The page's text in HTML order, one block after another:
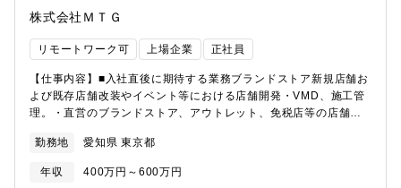
ィ責任者（CISO候補）グループ全体のセキュリティ戦略を統括
し、経営リスク管理の一翼を担う最高情報セキュリティ責任者を
目指していただきます。・ITインフラ・ガバナンスマネージャー
セキュリティだけでなく、クラウド基盤やネットワーク全体の最
適化、IT投資管理など、インフラ・ガバナンス領域全体のマネジ
メントを担う役割へ。・社内コンサルタント（グループ会社支
援）各事業部やグループ会社に入り込み、業務プロセスとITリス
へ。
向によっては将来的にチャレンジいただきたい業務】・業務フロ
ーの最適化：膨大な処理をより正確・スピーディーに行うための
フロー再設計。・デジタル化の推進：RPA等のITツールを活用し
ネル立ち上げ時の、債権管理ルールの策定。【プロジェクト事例
（想定）】・基幹システム（SAP）刷新に伴う、新POS連携フロ
ーの安定運用。・新しい商流におけるスキームの運用設計支
援。・RPAを活用した入金照合自動化のテスト・要件フィードバ
力：市場ごとに異なる複雑な決済・流通モデルを扱うため、汎用
株式会社ＭＴＧ
リモートワーク可 上場企業 正社員
【仕事内容】■入社直後に期待する業務ブランドストア新規店舗お
よび既存店舗改装やイベント等における店舗開発・VMD、施工管
理。・直営のブランドストア、アウトレット、免税店等の店舗開
形成、情報連携を積極的にリードいただき、実行に向けたディレ
クション業務を一環して推進いただきます。【具体的な業務内
容】・設計図のレビューおよび施工業者との調整・スケジュール
勤務地 愛知県 東京都
年収 400万円～600万円